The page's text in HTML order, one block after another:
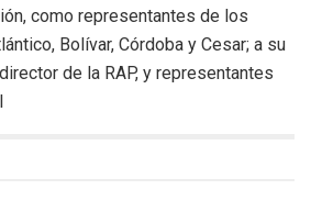
como representantes de los
Bolívar, Córdoba y Cesar; a su
de la RAP, y representantes